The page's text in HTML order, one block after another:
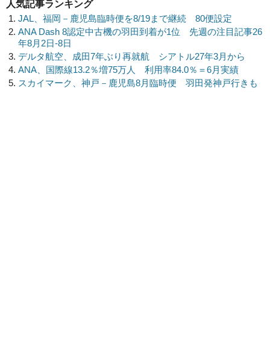
人気記事ランキング
JAL、福岡－鹿児島臨時便を8/19まで継続 80便設定
ANA Dash 8認定中古機の羽田到着が1位 先週の注目記事26
年8月2日-8日
デルタ航空、成田7年ぶり再就航 シアトル27年3月から
ANA、国際線13.2％増75万人 利用率84.0％＝6月実績
スカイマーク、神戸－鹿児島8月臨時便 羽田発神戸行きも